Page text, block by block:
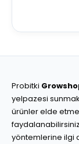
Probitki
yelpazesi
ürünler elde
yöntemlerine ilgi